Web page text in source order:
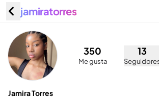
Jamira Torres
jamiratorres
350
Me gusta
13
Jamira Torres